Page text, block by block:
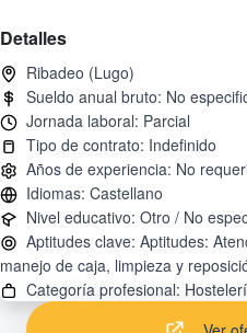
Detalles
Aptitudes clave: Aptitudes: